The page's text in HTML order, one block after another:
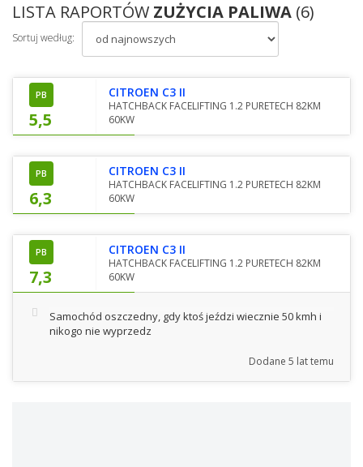
LISTA RAPORTÓW ZUŻYCIA PALIWA (6)
Sortuj według:
PB
5,5
CITROEN C3 II
HATCHBACK FACELIFTING 1.2 PURETECH 82KM
60KW
PB
6,3
CITROEN C3 II
HATCHBACK FACELIFTING 1.2 PURETECH 82KM
60KW
PB
7,3
CITROEN C3 II
HATCHBACK FACELIFTING 1.2 PURETECH 82KM
60KW
Samochód oszczedny, gdy ktoś jeździ wiecznie 50 kmh i
nikogo nie wyprzedz
Dodane 5 lat temu